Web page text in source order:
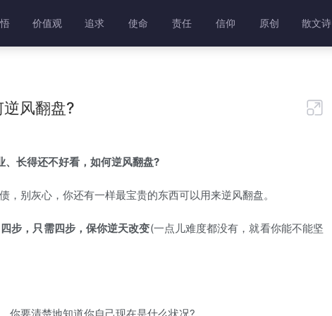
价值观 追求 使命 责任 信仰 原创 散文诗

风翻盘?
、长得还不好看，如何逆风翻盘?
别灰心，你还有一样最宝贵的东西可以用来逆风翻盘。
四步，只需四步，保你逆天改变(一点儿难度都没有，就看你能不能坚